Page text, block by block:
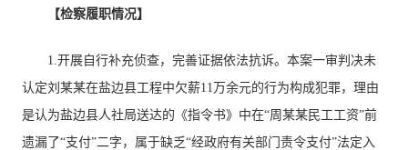
【检察履职情况】
1.开展自行补充侦查，完善证据依法抗诉。本案一审判决未
认定刘某某在盐边县工程中欠薪11万余元的行为构成犯罪，理由
是认为盐边县人社局送达的《指令书》中在“周某某民工工资”前
遗漏了“支付”二字，属于缺乏“经政府有关部门责令支付”法定入